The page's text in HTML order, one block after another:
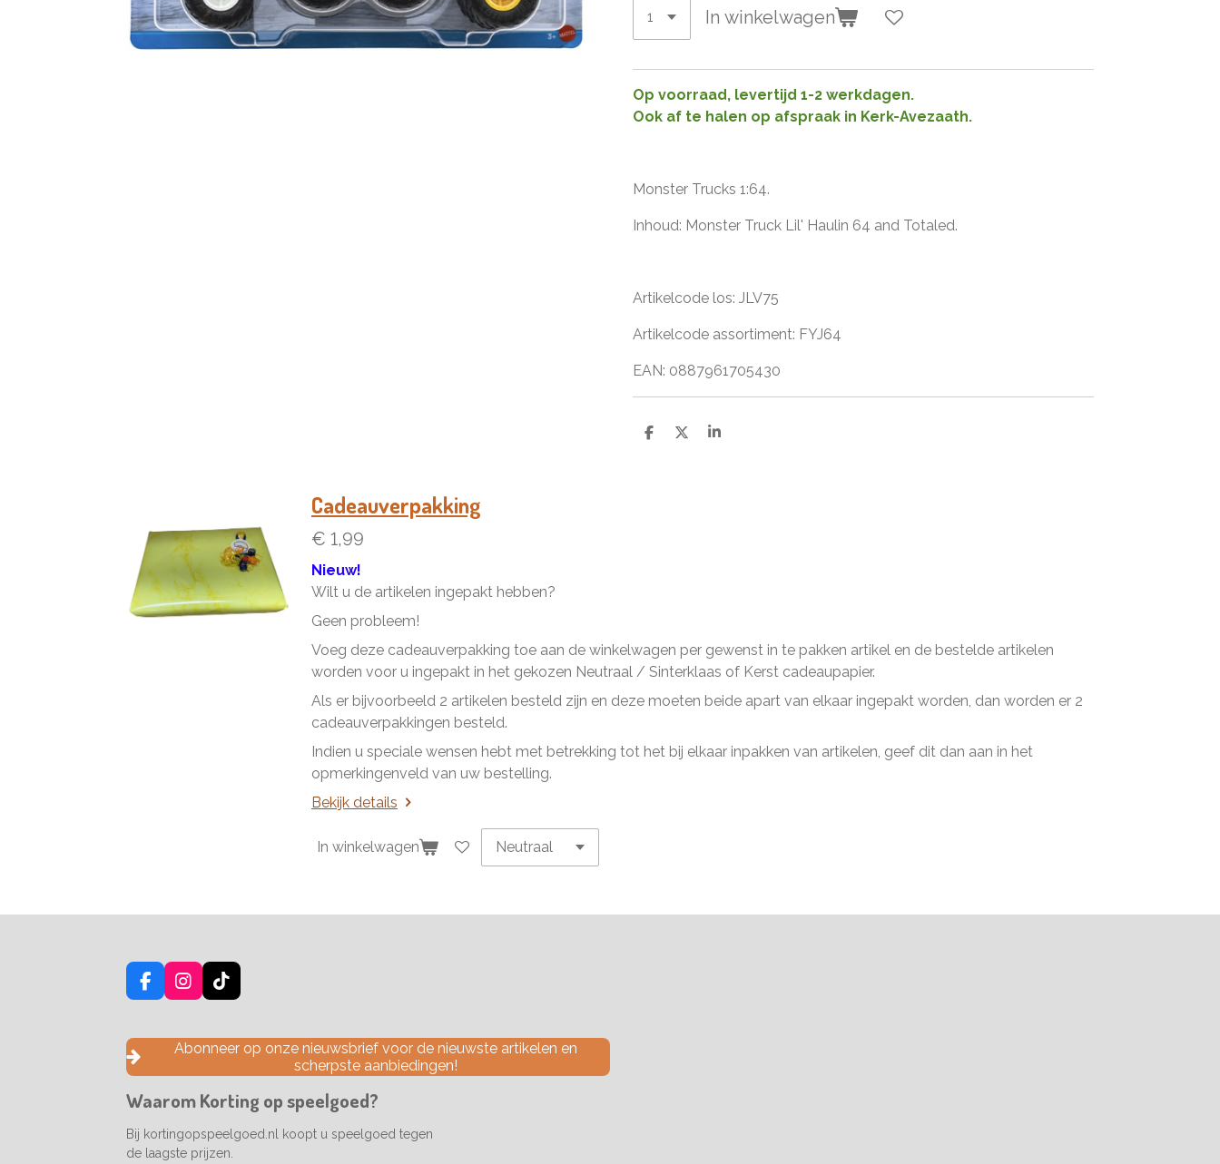
In winkelwagen
Op voorraad, levertijd 1-2 werkdagen.
Ook af te halen op afspraak in Kerk-Avezaath.
Monster Trucks 1:64.
Inhoud: Monster Truck Lil' Haulin 64 and Totaled.
Artikelcode los: JLV75
Artikelcode assortiment: FYJ64
EAN: 0887961705430
D
D
S
Cadeauverpakking
€ 1,99
Nieuw!
Wilt u de artikelen ingepakt hebben?
Geen probleem!
Voeg deze cadeauverpakking toe aan de winkelwagen per gewenst in te pakken artikel en de bestelde artikelen
worden voor u ingepakt in het gekozen Neutraal / Sinterklaas of Kerst cadeaupapier.
Als er bijvoorbeeld 2 artikelen besteld zijn en deze moeten beide apart van elkaar ingepakt worden, dan worden er 2
cadeauverpakkingen besteld.
Indien u speciale wensen hebt met betrekking tot het bij elkaar inpakken van artikelen, geef dit dan aan in het
opmerkingenveld van uw bestelling.
Bekijk details
In winkelwagen
F
a
e
o
k
I
n
t
a
g
a
T
i
T
o
k
Abonneer op onze nieuwsbrief voor de nieuwste artikelen en
scherpste aanbiedingen!
Waarom Korting op speelgoed?
Bij kortingopspeelgoed.nl koopt u speelgoed tegen
de laagste prijzen.